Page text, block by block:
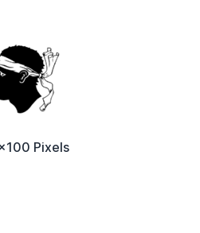
Pixels